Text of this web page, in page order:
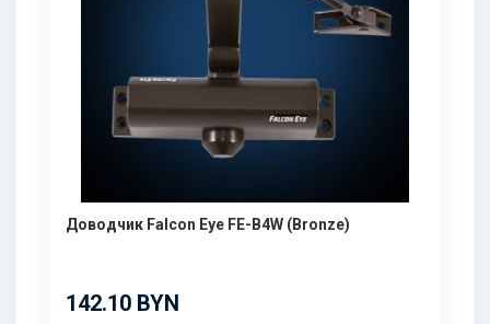
Доводчик Falcon Eye FE-B4W (Bronze)
142.10 BYN